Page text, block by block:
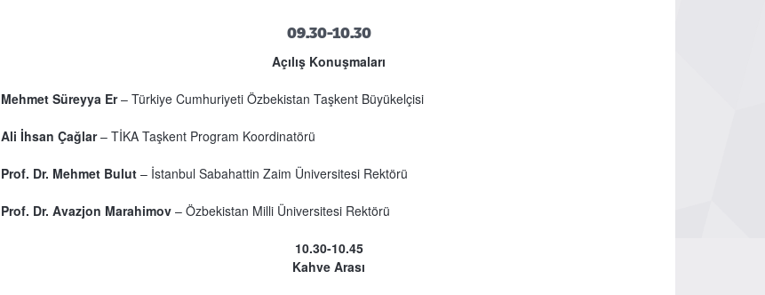
09.30-10.30
Açılış Konuşmaları
Mehmet Süreyya Er– Türkiye Cumhuriyeti Özbekistan Taşkent Büyükelçisi
Ali İhsan Çağlar– TİKA Taşkent Program Koordinatörü
Prof. Dr. Mehmet Bulut– İstanbul Sabahattin Zaim Üniversitesi Rektörü
Prof. Dr. Avazjon Marahimov– Özbekistan Milli Üniversitesi Rektörü
10.30-10.45
Kahve Arası